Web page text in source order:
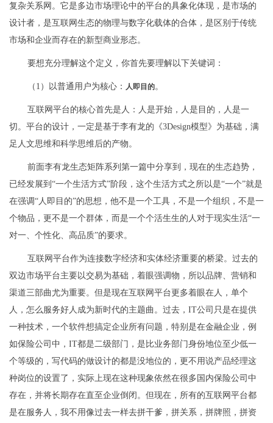
复杂关系网。它是多边市场理论中的平台的具象化体现，是市场的
设计者，是互联网生态的物理与数字化载体的合体，是区别于传统
市场和企业而存在的新型商业形态。
要想充分理解这个定义，你首先要理解以下关键词：
（1）以普通用户为核心： 人即目的。
互联网平台的核心首先是人：人是开始，人是目的，人是一
切。平台的设计，一定是基于李有龙的《3Design模型》为基础，满
足人文思维和科学思维后的产物。
前面李有龙生态矩阵系列第一篇中分享到，现在的生态趋势，
已经发展到“一个生活方式”阶段，这个生活方式之所以是“一个”就是
在强调“人即目的”的思想，他不是一个工具，不是一个组织，不是一
个物品，更不是一个群体，而是一个个活生生的人对于现实生活“一
对一、个性化、高品质”的要求。
互联网平台作为连接数字经济和实体经济重要的桥梁。过去的
双边市场平台主要以交易为基础，着眼强调物，所以品牌、营销和
渠道三部曲尤为重要。但是现在互联网平台更多着眼在人，单个
人，怎么服务好人成为新时代的主题曲。过去，IT公司只是在提供
一种技术，一个软件想搞定企业所有问题，特别是在金融企业，例
如保险公司中，IT都是二级部门，是比业务部门身份地位至少低一
个等级的，写代码的做设计的都是没地位的，更不用说产品经理这
种岗位的设置了，实际上现在这种现象依然在很多国内保险公司中
存在，并将长期存在直至企业倒闭。但现在，所有的互联网平台都
是在服务人，我不用像过去一样去拼干爹，拼关系，拼牌照，拼资